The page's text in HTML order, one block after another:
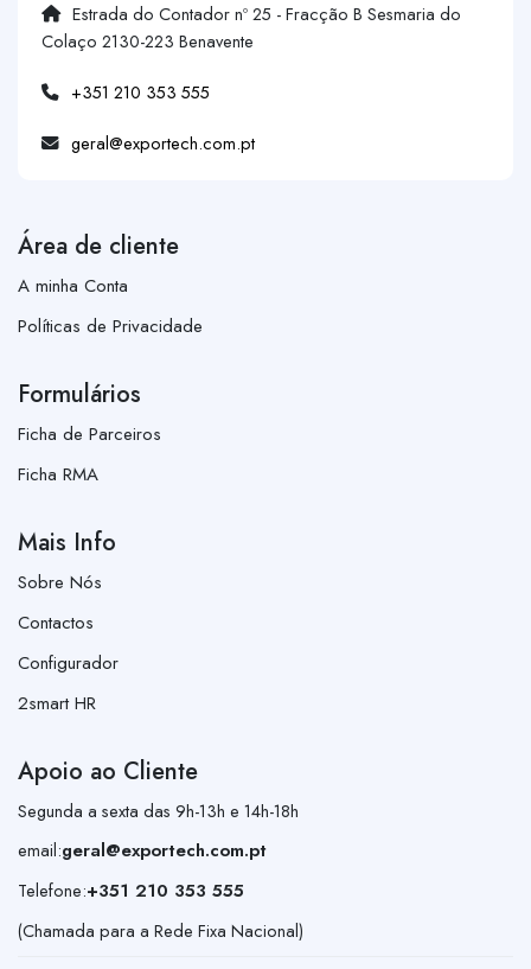
Estrada do Contador nº 25 - Fracção B Sesmaria do
Colaço 2130-223 Benavente
+351 210 353 555
geral@exportech.com.pt
Área de cliente
A minha Conta
Políticas de Privacidade
Formulários
Ficha de Parceiros
Ficha RMA
Mais Info
Sobre Nós
Contactos
Configurador
2smart HR
Apoio ao Cliente
Segunda a sexta das 9h-13h e 14h-18h
email:geral@exportech.com.pt
Telefone:+351 210 353 555
(Chamada para a Rede Fixa Nacional)